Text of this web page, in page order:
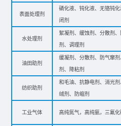
表面处理剂
磷化液、钝化液、无铬钝
闭剂
水处理剂
絮凝剂、缓蚀剂、分散剂
剂、调理剂
油田助剂
缓凝剂、分散剂、防气窜
剂、降粘剂
纺织助剂
和毛油、抗静电剂、消光
绒剂、防缩剂
工业气体 高纯氮气，高纯氨，三氟